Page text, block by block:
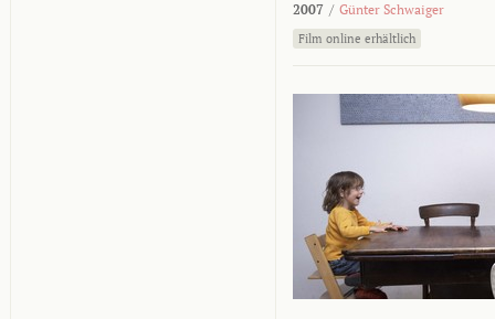
2007 / Günter Schwaiger
Film online erhältlich